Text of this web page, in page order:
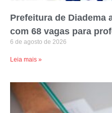
Prefeitura de Diadema
com 68 vagas para
6 de agosto de 2026
Leia mais »